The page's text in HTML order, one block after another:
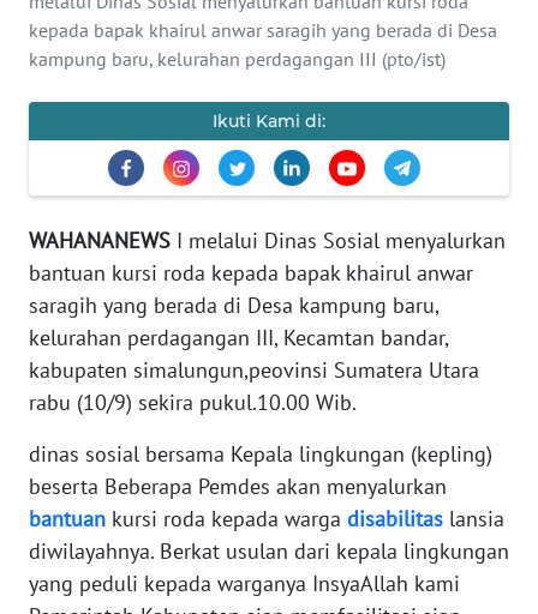
kepada bapak khairul anwar saragih yang berada di Desa
kampung baru, kelurahan perdagangan III (pto/ist)
Ikuti Kami di:
WAHANANEWS I melalui Dinas Sosial menyalurkan
bantuan kursi roda kepada bapak khairul anwar
saragih yang berada di Desa kampung baru,
kelurahan perdagangan III, Kecamtan bandar,
kabupaten simalungun,peovinsi Sumatera Utara
rabu (10/9) sekira pukul.10.00 Wib.
dinas sosial bersama Kepala lingkungan (kepling)
beserta Beberapa Pemdes akan menyalurkan
bantuan kursi roda kepada warga disabilitas lansia
diwilayahnya. Berkat usulan dari kepala lingkungan
yang peduli kepada warganya InsyaAllah kami
IKLAN
KAMI
PEDOMAN
MEDIA
REDAKSI
KARIR
DISCLAIMER
Wahana
News
Regional
WN
SUMUT